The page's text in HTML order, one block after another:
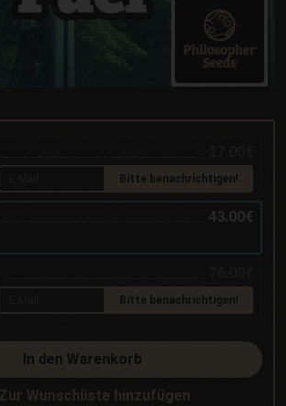
Bitte benachrichtigen!
43.00€
Bitte benachrichtigen!
In den Warenkorb
Zur Wunschliste hinzufügen